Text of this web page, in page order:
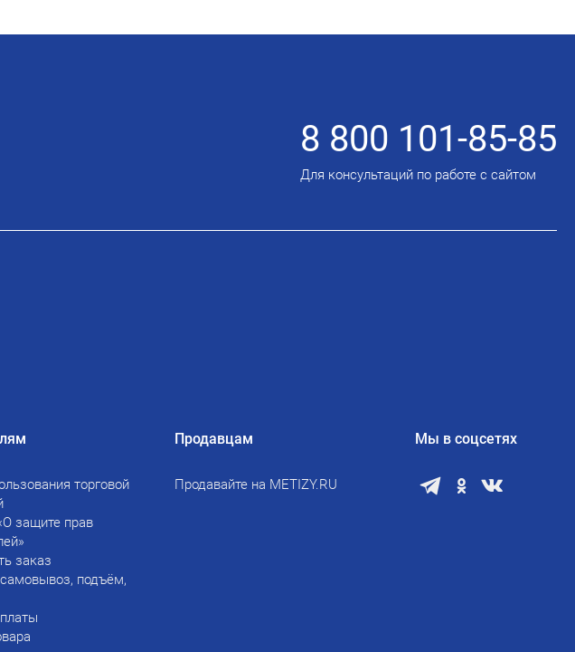
8 800 101-85-85
Для консультаций по работе с сайтом
торговой
защите прав
заказ
подъём,
Продавцам
Продавайте на METIZY.RU
Мы в соцсетях